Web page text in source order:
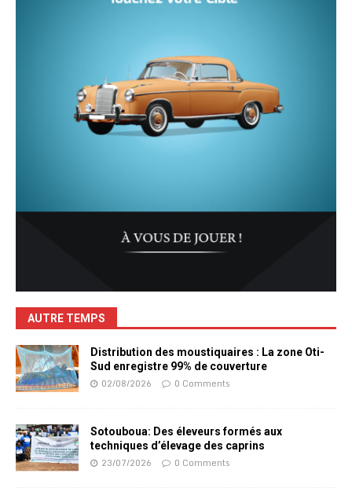
AUTRE TEMPS
Distribution des moustiquaires : La zone Oti-
Sud enregistre 99% de couverture
02/08/2026 0 Comments
Sotouboua: Des éleveurs formés aux
techniques d’élevage des caprins
23/07/2026 0 Comments